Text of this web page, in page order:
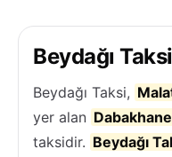
Beydağı
Beydağı Taksi,
yer alan Dabakhane
taksidir. Beydağı